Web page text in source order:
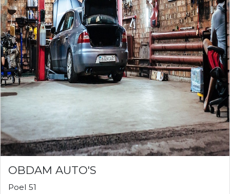
OBDAM AUTO'S
Poel 51